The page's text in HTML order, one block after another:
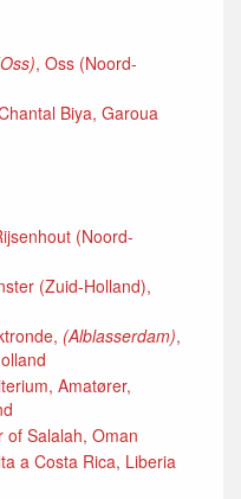
, Oss (Noord-
Biya, Garoua
(Noord-
(Zuid-Holland),
(Alblasserdam),
Amatører,
Salalah, Oman
a Costa Rica, Liberia